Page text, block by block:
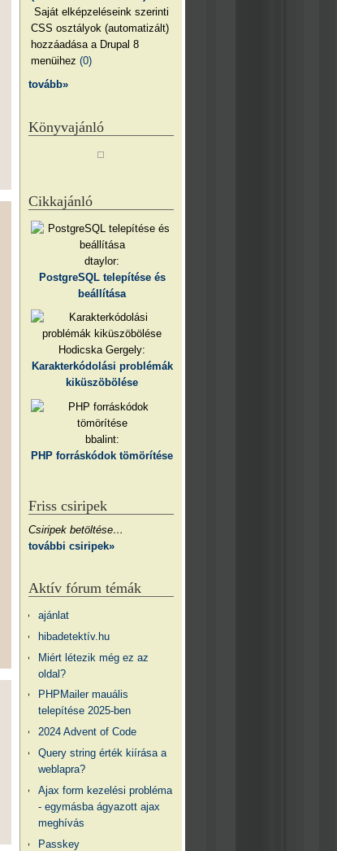
Saját elképzeléseink szerinti
CSS osztályok (automatizált)
hozzáadása a Drupal 8
menüihez(0)
tovább»
Könyvajánló
Cikkajánló
dtaylor:
PostgreSQL telepítése és
beállítása
Hodicska Gergely:
Karakterkódolási problémák
kiküszöbölése
bbalint:
PHP forráskódok tömörítése
Friss csiripek
Csiripek betöltése…
további csiripek»
Aktív fórum témák
ajánlat
hibadetektív.hu
Miért létezik még ez az
oldal?
PHPMailer mauális
telepítése 2025-ben
2024 Advent of Code
Query string érték kiírása a
weblapra?
Ajax form kezelési probléma
- egymásba ágyazott ajax
meghívás
Passkey